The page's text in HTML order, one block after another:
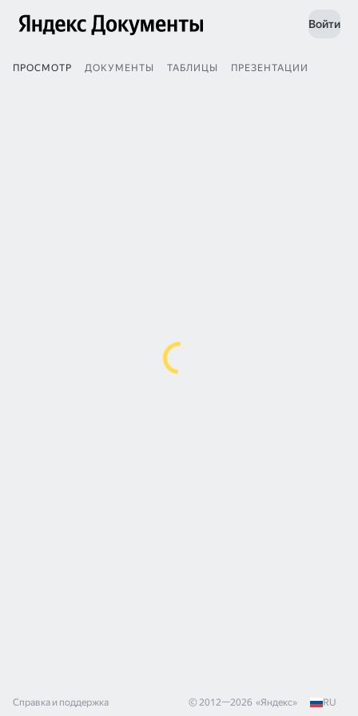
Войти
ПРОСМОТР ДОКУМЕНТЫ ТАБЛИЦЫ ПРЕЗЕНТАЦИИ
Справка и поддержка © 2012—2026 «Яндекс» RU